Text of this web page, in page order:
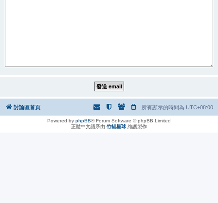
討論區首頁 所有顯示的時間為 UTC+08:00
Powered by phpBB® Forum Software © phpBB Limited
正體中文語系由 竹貓星球 維護製作